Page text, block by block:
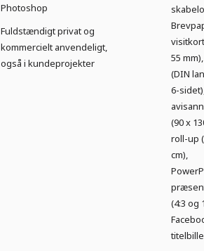
Photoshop
Fuldstændigt privat og
kommercielt anvendeligt,
også i kundeprojekter
55
(DIN
6-
(90 x
roll-up
cm),
(4:3 og